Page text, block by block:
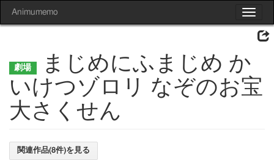
Toggle
Animumemo
まじめにふまじめ か
いけつゾロリ なぞのお宝
大さくせん
関連作品(8件)を見る